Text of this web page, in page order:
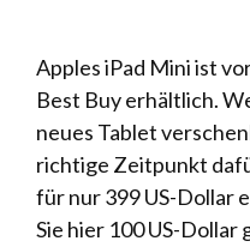
Apples iPad Mini ist
Best Buy erhältlich.
neues Tablet
richtige Zeitpunkt
für nur 399 US-Dollar
Sie hier 100 US-